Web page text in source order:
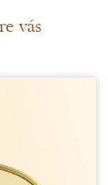
vás